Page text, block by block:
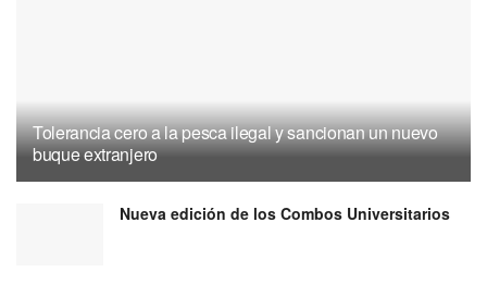
Tolerancia cero a la pesca ilegal y sancionan un nuevo
buque extranjero
Nueva edición de los Combos Universitarios